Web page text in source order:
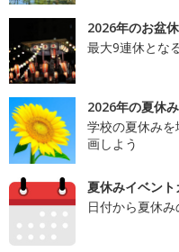
2026年のお盆
最大9連休とな
2026年の夏休
学校の夏休み
画しよう
夏休みイベン
日付から夏休